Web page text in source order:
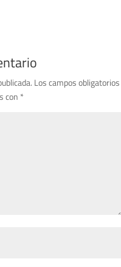
Los campos obligatorios
con *